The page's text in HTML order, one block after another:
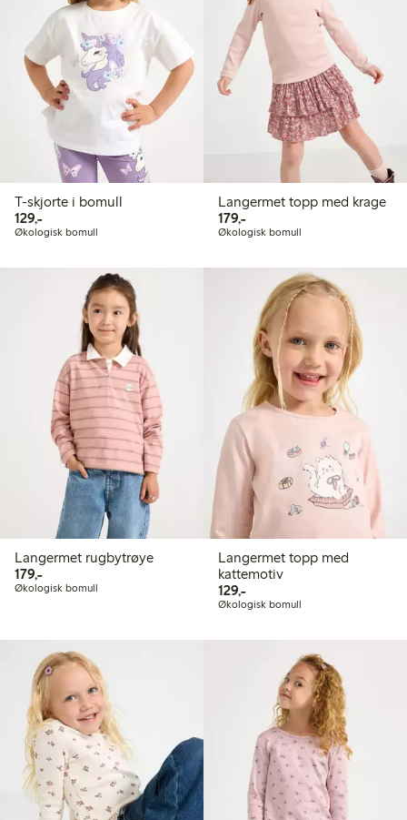
T-skjorte i bomull
129,-129,00 kr
Økologisk bomull
Langermet topp med krage
179,-179,00 kr
Økologisk bomull
Langermet rugbytrøye
179,-179,00 kr
Økologisk bomull
Langermet topp med
kattemotiv
129,-129,00 kr
Økologisk bomull